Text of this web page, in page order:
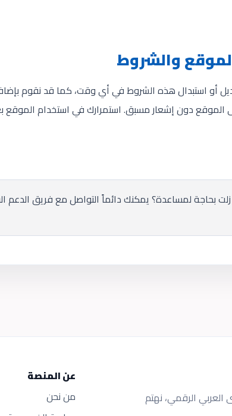
والشروط
أو استبدال هذه الشروط في أي وقت، كما قد نقوم
الموقع دون إشعار مسبق. استمرارك في استخدام الموقع
بحاجة لمساعدة؟ يمكنك دائماً التواصل مع فريق الدعم
العربي الرقمي، نهتم
عن المنصة
من نحن